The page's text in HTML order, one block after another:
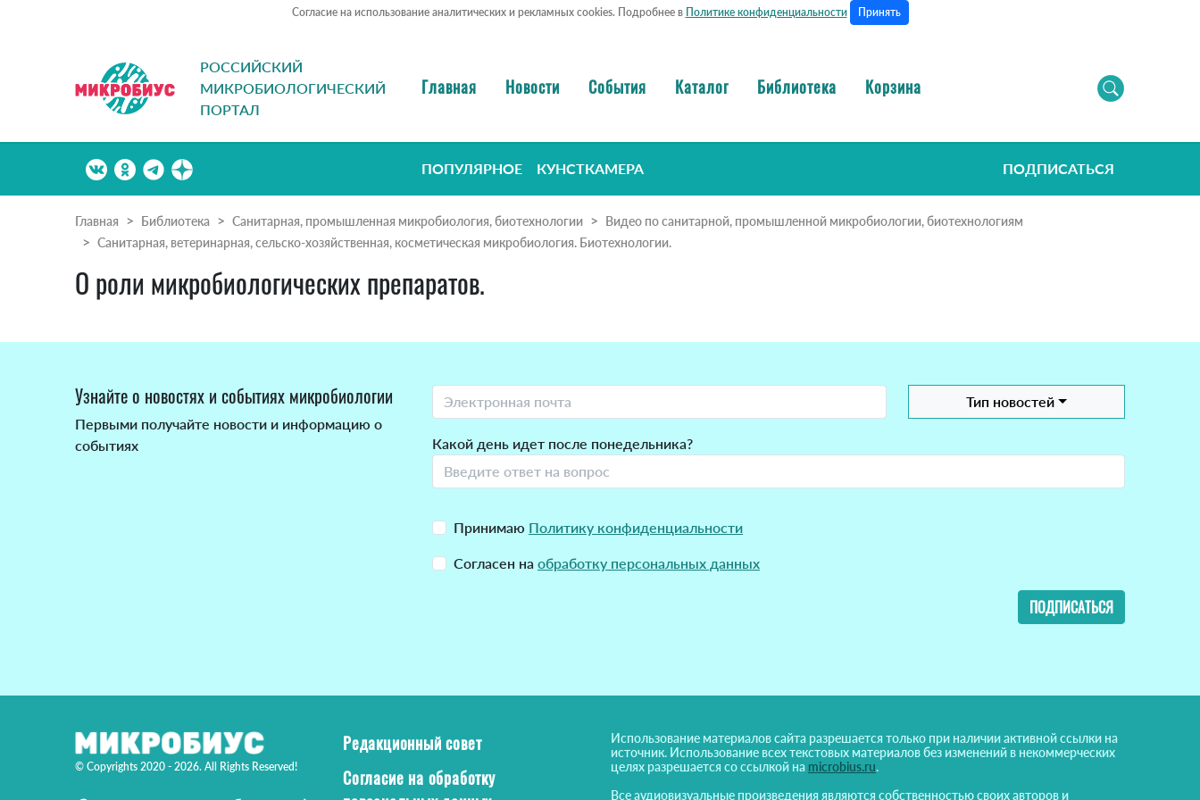
Согласие на использование аналитических и рекламных cookies. Подробнее в Политике конфиденциальности Принять
РОССИЙСКИЙ
МИКРОБИОЛОГИЧЕСКИЙ
ПОРТАЛ
Главная Новости События Каталог Библиотека Корзина
ПОПУЛЯРНОЕ КУНСТКАМЕРА ПОДПИСАТЬСЯ
Главная Библиотека Санитарная, промышленная микробиология, биотехнологии
Видео по санитарной, промышленной микробиологии, биотехнологиям
Санитарная, ветеринарная, сельско-хозяйственная, косметическая микробиология. Биотехнологии.
О роли микробиологических препаратов.
Узнайте о новостях и событиях микробиологии
Первыми получайте новости и информацию о
событиях
Тип новостей
Какой день идет после понедельника?
Принимаю Политику конфиденциальности
Согласен на обработку персональных данных
ПОДПИСАТЬСЯ
© Copyrights 2020 - 2026. All Rights Reserved!
Редакционный совет
Согласие на обработку
Использование материалов сайта разрешается только при наличии активной ссылки на
источник. Использование всех текстовых материалов без изменений в некоммерческих
целях разрешается со ссылкой на microbius.ru.
Все аудиовизуальные произведения являются собственностью своих авторов и